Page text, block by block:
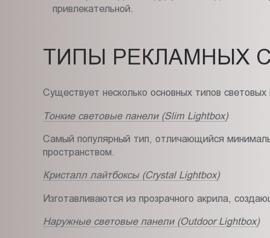
привлекательной.
ТИПЫ РЕКЛАМНЫХ
Существует несколько основных типов
Тонкие световые панели (Slim Lightbox)
Самый популярный тип, отличающийся
пространством.
Кристалл лайтбоксы (Crystal Lightbox)
Изготавливаются из прозрачного акрила,
Наружные световые панели (Outdoor Lightbox)